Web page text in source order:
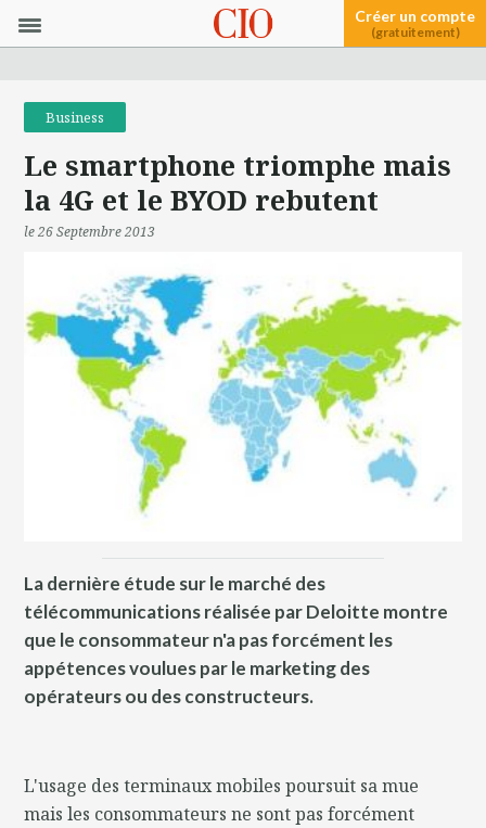
Créer un compte
(gratuitement)
Business
Le smartphone triomphe mais
la 4G et le BYOD rebutent
le 26 Septembre 2013
La dernière étude sur le marché des
télécommunications réalisée par Deloitte montre
que le consommateur n'a pas forcément les
appétences voulues par le marketing des
opérateurs ou des constructeurs.
L'usage des terminaux mobiles poursuit sa mue
mais les consommateurs ne sont pas forcément